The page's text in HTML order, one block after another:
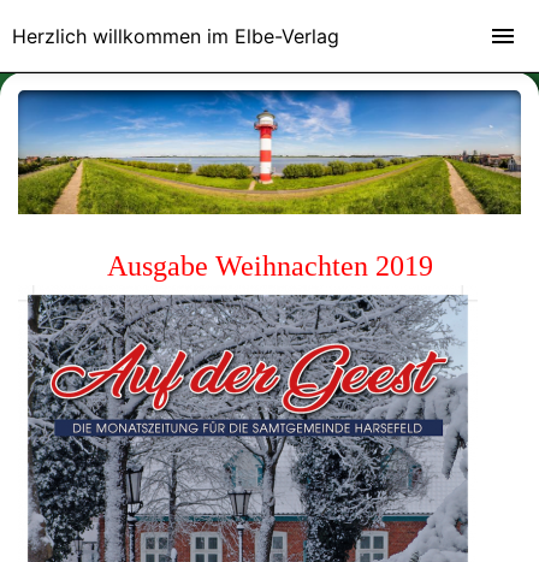
Ausgabe Weihnachten 2019
Herzlich willkommen im Elbe-Verlag